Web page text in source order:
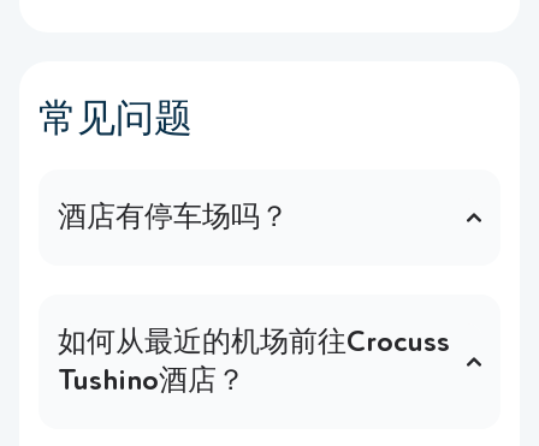
常见问题
酒店有停车场吗？
如何从最近的机场前往Crocuss
Tushino酒店？